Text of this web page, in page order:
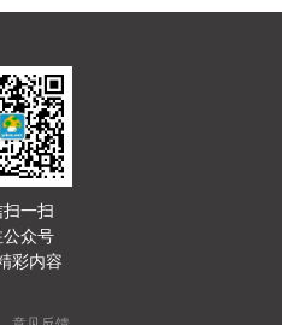
一扫
公众号
彩内容